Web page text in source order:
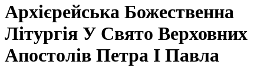
Архієрейська Божественна
Літургія У Свято Верховних
Апостолів Петра І Павла